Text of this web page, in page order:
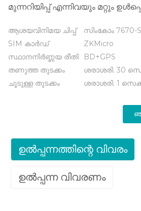
മുന്നറിയിപ്പ് എന്നിവയും മറ്റും
ആശയവിനിമയ ചിപ്പ്
സിംകോം 7670-
SIM കാർഡ്
ZKMicro
സ്ഥാനനിർണ്ണയ രീതി
BD+GPS
തണുത്ത തുടക്കം
ശരാശരി. 30
ചൂടുള്ള തുടക്കം
ശരാശരി. 1
ഉൽപ്പന്നത്തിന്റെ വിവരം
ഉൽപ്പന്ന വിവരണം